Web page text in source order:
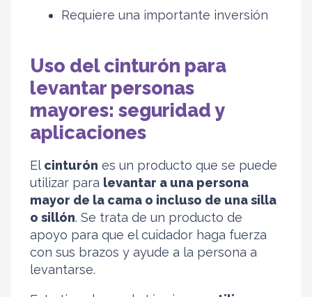
Requiere una importante inversión
Uso del cinturón para
levantar personas
mayores: seguridad y
aplicaciones
El cinturón es un producto que se puede
utilizar para levantar a una persona
mayor de la cama o incluso de una silla
o sillón. Se trata de un producto de
apoyo para que el cuidador haga fuerza
con sus brazos y ayude a la persona a
levantarse.